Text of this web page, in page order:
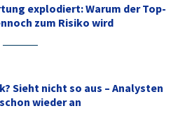
explodiert: Warum der Top-
zum Risiko wird
Sieht nicht so aus – Analysten
wieder an